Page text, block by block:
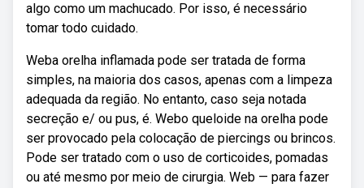
algo como um machucado. Por isso, é necessário
tomar todo cuidado.
Weba orelha inflamada pode ser tratada de forma
simples, na maioria dos casos, apenas com a limpeza
adequada da região. No entanto, caso seja notada
secreção e/ ou pus, é. Webo queloide na orelha pode
ser provocado pela colocação de piercings ou brincos.
Pode ser tratado com o uso de corticoides, pomadas
ou até mesmo por meio de cirurgia. Web — para fazer